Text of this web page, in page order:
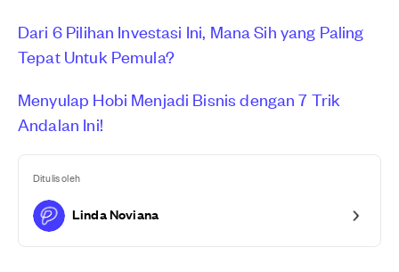
Dari 6 Pilihan Investasi Ini, Mana Sih yang Paling
Tepat Untuk Pemula?
Menyulap Hobi Menjadi Bisnis dengan 7 Trik
Andalan Ini!
Ditulis oleh
Linda Noviana